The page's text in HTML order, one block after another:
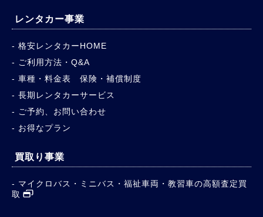
レンタカー事業
格安レンタカーHOME
ご利用方法・Q&A
車種・料金表 保険・補償制度
長期レンタカーサービス
ご予約、お問い合わせ
お得なプラン
買取り事業
マイクロバス・ミニバス・福祉車両・教習車の高額査定買
取